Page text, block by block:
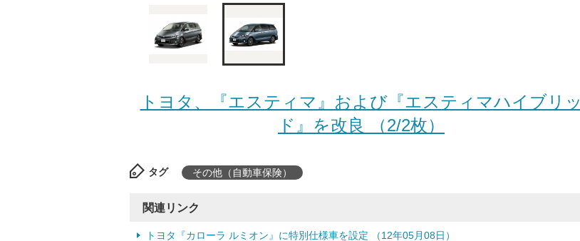
トヨタ、『エスティマ』および『エスティマハイブリッ
ド』を改良 （2/2枚）
タグ その他（自動車保険）
関連リンク
トヨタ『カローラ ルミオン』に特別仕様車を設定 （12年05月08日）